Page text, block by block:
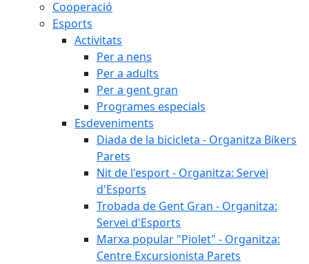
Cooperació
Esports
Activitats
Per a nens
Per a adults
Per a gent gran
Programes especials
Esdeveniments
Diada de la bicicleta - Organitza Bikers
Parets
Nit de l'esport - Organitza: Servei
d'Esports
Trobada de Gent Gran - Organitza:
Servei d'Esports
Marxa popular "Piolet" - Organitza:
Centre Excursionista Parets